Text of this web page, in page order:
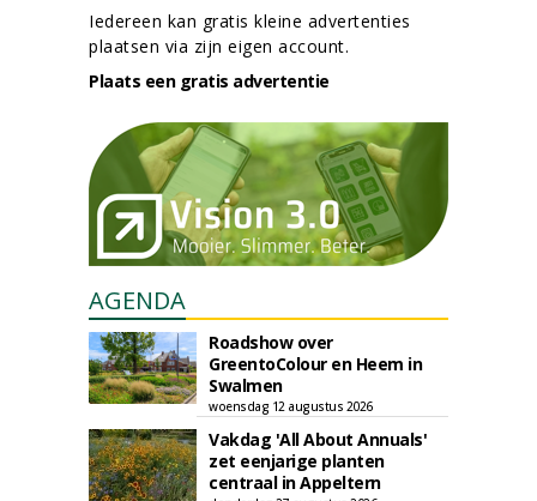
Iedereen kan gratis kleine advertenties
plaatsen via zijn eigen account.
Plaats een gratis advertentie
AGENDA
Roadshow over
GreentoColour en Heem in
Swalmen
woensdag 12 augustus 2026
Vakdag 'All About Annuals'
zet eenjarige planten
centraal in Appeltern